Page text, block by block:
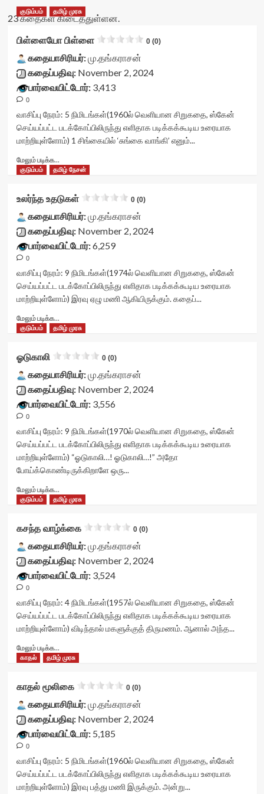
23 கதைகள் கிடைத்துள்ளன.
குடும்பம் தமிழ் முரசு
பிள்ளையோ பிள்ளை 0 (0)
கதையாசிரியர்:மு.தங்கராசன்
கதைப்பதிவு:November 2, 2024
பார்வையிட்டோர்:3,413
0
வாசிப்பு நேரம்: 5 நிமிடங்கள்(1960ல் வெளியான சிறுகதை, ஸ்கேன்
செய்யப்பட்ட படக்கோப்பிலிருந்து எளிதாக படிக்கக்கூடிய உரையாக
மாற்றியுள்ளோம்) 1 சிங்கையில் ‘சுங்கை வாங்கி’ எனும்...
மேலும் படிக்க...
more
பிள்ளையோ
பிள்ளை<div
class="yasr-
vv-
stars-
title-
<div
class='yasr-
stars-
title
rater-
visitor-
votes-
readonly-
rater-
84aa0614f3f67'
rating='0'
data-
rater-
starsize='16'
data-
postid='46492'
data-
readonly='true'
readonly-
attribute='true'
>
class='yasr-
stars-
title-
(0)
</span>
குடும்பம் தமிழ் நேசன்
உலர்ந்த உதடுகள் 0 (0)
கதையாசிரியர்:மு.தங்கராசன்
கதைப்பதிவு:November 2, 2024
பார்வையிட்டோர்:6,259
0
வாசிப்பு நேரம்: 9 நிமிடங்கள்(1974ல் வெளியான சிறுகதை, ஸ்கேன்
செய்யப்பட்ட படக்கோப்பிலிருந்து எளிதாக படிக்கக்கூடிய உரையாக
மாற்றியுள்ளோம்) இரவு ஏழு மணி ஆகியிருக்கும். கதைப்...
மேலும் படிக்க...
more
உலர்ந்த
உதடுகள்<div
class="yasr-
vv-
stars-
title-
<div
class='yasr-
stars-
title
yasr-
stars'
id='yasr-
votes-
readonly-
rater-
394a8f6461784'
data-
rater-
starsize='16'
data-
postid='46491'
data-
readonly='true'
readonly-
attribute='true'
>
class='yasr-
stars-
title-
குடும்பம் தமிழ் முரசு
ஓடுகாலி 0 (0)
கதையாசிரியர்:மு.தங்கராசன்
கதைப்பதிவு:November 2, 2024
பார்வையிட்டோர்:3,556
0
வாசிப்பு நேரம்: 9 நிமிடங்கள்(1970ல் வெளியான சிறுகதை, ஸ்கேன்
செய்யப்பட்ட படக்கோப்பிலிருந்து எளிதாக படிக்கக்கூடிய உரையாக
மாற்றியுள்ளோம்) “ஓடுகாலி…! ஓடுகாலி…!” அதோ
போய்க்கொண்டிருக்கிறாளே ஒரு...
மேலும் படிக்க...
more
ஓடுகாலி<div
class="yasr-
vv-
stars-
title-
container">
class='yasr-
stars-
title
yasr-
stars'
votes-
readonly-
46f7d7f841ad6'
data-
data-
rater-
starsize='16'
data-
குடும்பம் தமிழ் முரசு
கசந்த வாழ்க்கை 0 (0)
கதையாசிரியர்:மு.தங்கராசன்
கதைப்பதிவு:November 2, 2024
பார்வையிட்டோர்:3,524
0
வாசிப்பு நேரம்: 4 நிமிடங்கள்(1957ல் வெளியான சிறுகதை, ஸ்கேன்
செய்யப்பட்ட படக்கோப்பிலிருந்து எளிதாக படிக்கக்கூடிய உரையாக
மாற்றியுள்ளோம்) விடிந்தால் மகளுக்குத் திருமணம். ஆனால் அந்த...
மேலும் படிக்க...
more
வாழ்க்கை<div
class="yasr-
vv-
stars-
title-
<div
class='yasr-
stars-
title
காதல் தமிழ் முரசு
காதல் மூலிகை 0 (0)
கதையாசிரியர்:மு.தங்கராசன்
கதைப்பதிவு:November 2, 2024
பார்வையிட்டோர்:5,185
0
வாசிப்பு நேரம்: 5 நிமிடங்கள்(1960ல் வெளியான சிறுகதை, ஸ்கேன்
செய்யப்பட்ட படக்கோப்பிலிருந்து எளிதாக படிக்கக்கூடிய உரையாக
மாற்றியுள்ளோம்) இரவு பத்து மணி இருக்கும். அன்று...